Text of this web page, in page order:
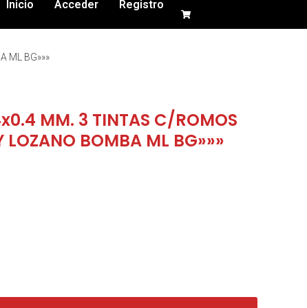
Inicio Acceder Registro
ML BG»»»
MM. 3 TINTAS C/ROMOS
LOZANO BOMBA ML BG»»»